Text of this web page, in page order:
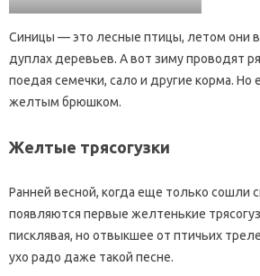
Синицы — это лесные птицы, летом они
дуплах деревьев. А вот зиму проводят
поедая семечки, сало и другие корма. Но
желтым брюшком.
Желтые трясогузки
Ранней весной, когда еще только сошли
появляются первые желтенькие
писклявая, но отвыкшее от птичьих
ухо радо даже такой песне.